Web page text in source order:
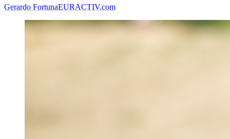
Gerardo FortunaEURACTIV.com